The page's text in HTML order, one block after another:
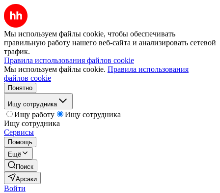
Мы используем файлы cookie, чтобы обеспечивать
правильную работу нашего веб-сайта и анализировать сетевой
трафик.
Правила использования файлов cookie
Мы используем файлы cookie. Правила использования
файлов cookie
Понятно
Ищу сотрудника
Ищу работу
Ищу сотрудника
Ищу сотрудника
Сервисы
Помощь
Ещё
Поиск
Арсаки
Войти